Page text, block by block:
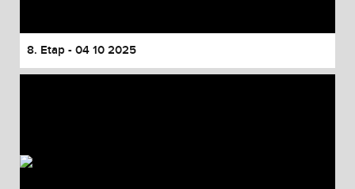
8. Etap - 04 10 2025